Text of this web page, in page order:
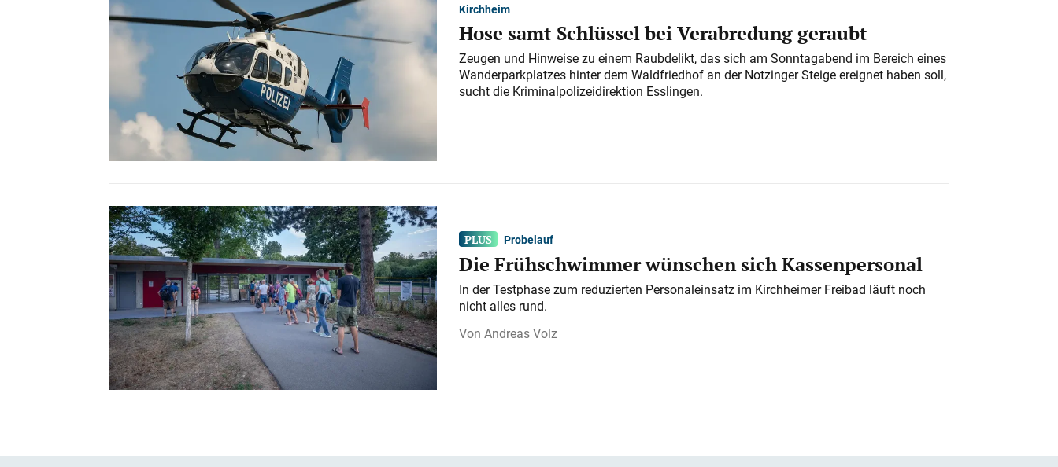
Kirchheim
Hose samt Schlüssel bei Verabredung geraubt
Zeugen und Hinweise zu einem Raubdelikt, das sich am Sonntagabend im Bereich eines
Wanderparkplatzes hinter dem Waldfriedhof an der Notzinger Steige ereignet haben soll,
sucht die Kriminalpolizeidirektion Esslingen.
Probelauf
Die Frühschwimmer wünschen sich Kassenpersonal
In der Testphase zum reduzierten Personaleinsatz im Kirchheimer Freibad läuft noch
nicht alles rund.
Andreas Volz